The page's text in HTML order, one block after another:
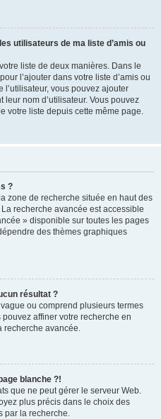
utilisateurs de ma liste d’amis ou
liste de deux manières. Dans le
l’ajouter dans votre liste d’amis ou
l’utilisateur, vous pouvez ajouter
nom d’utilisateur. Vous pouvez
votre liste depuis cette même page.
?
zone de recherche située en haut des
recherche avancée est accessible
» disponible sur toutes les pages
des thèmes graphiques
résultat ?
ou comprend plusieurs termes
affiner votre recherche en
recherche avancée.
blanche ?!
que ne peut gérer le serveur Web.
plus précis dans le choix des
par la recherche.